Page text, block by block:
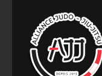
content